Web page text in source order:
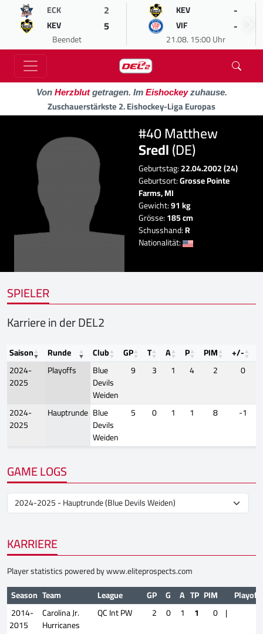
ECK 2
KEV 5
Beendet
KEV -
VIF -
21.08. 15:00 Uhr
Von Herzblutgetragen. Im Eishockeyzuhause.
Zuschauerstärkste 2. Eishockey-Liga Europas
#40 Matthew
Sredl(DE)
Geburtstag:22.04.2002 (24)
Geburtsort:Grosse Pointe
Farms, MI
Gewicht:91 kg
Grösse:185 cm
Schusshand:R
Nationalität:
SPIELER
Karriere in der DEL2
Saison Runde Club GP T A P PIM +/-
2024-
2025
Playoffs
Blue
Devils
Weiden
9 3 1 4 2 0
2024-
2025
Hauptrunde Blue
Devils
Weiden
5 0 1 1 8 -1
GAME LOGS
KARRIERE
Player statistics powered bywww.eliteprospects.com
Season Team League GP G A TP PIM
2014-
2015
Carolina Jr.
Hurricanes
QC Int PW 2 0 1 1 0 |